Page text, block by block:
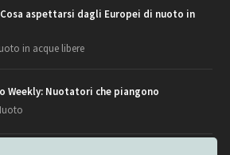
aspettarsi dagli Europei di nuoto in
in acque libere
Weekly: Nuotatori che piangono